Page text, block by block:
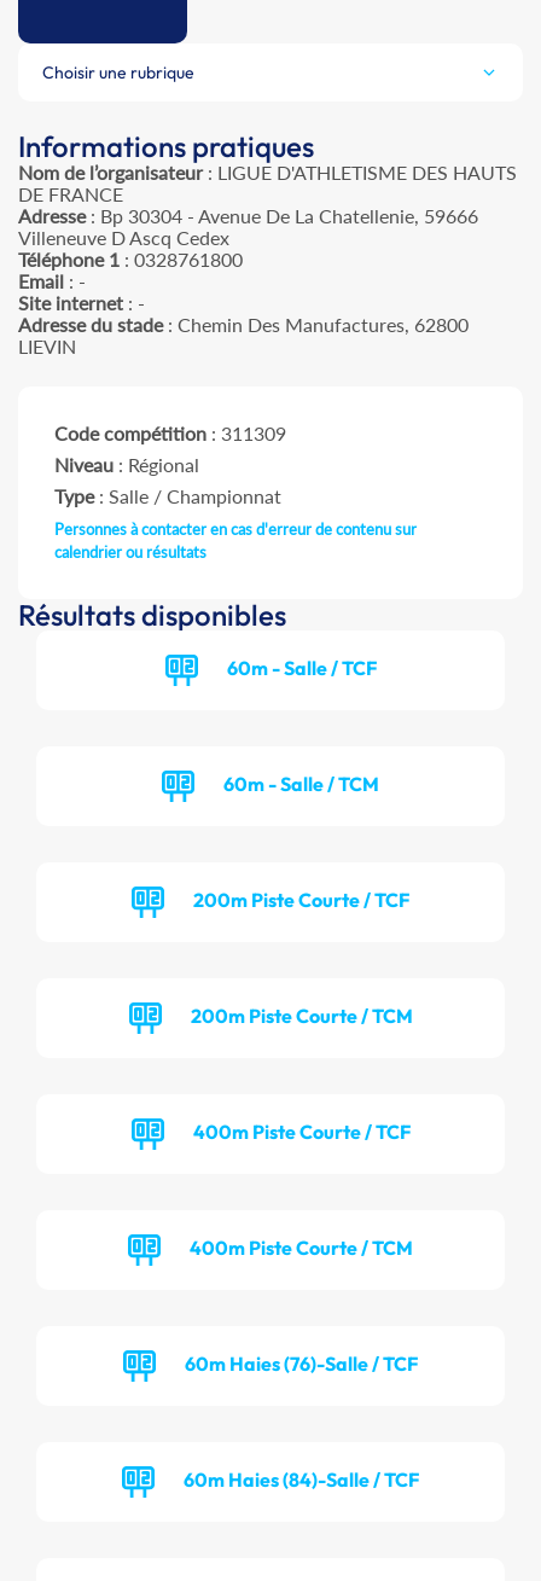
Choisir une rubrique
Informations pratiques
Nom de l’organisateur: LIGUE D'ATHLETISME DES HAUTS
DE FRANCE
Adresse: Bp 30304 - Avenue De La Chatellenie, 59666
Villeneuve D Ascq Cedex
Téléphone 1 : 0328761800
Email : -
Site internet : -
Adresse du stade: Chemin Des Manufactures, 62800
LIEVIN
Code compétition : 311309
Niveau : Régional
Type: Salle / Championnat
Personnes à contacter en cas d'erreur de contenu sur
calendrier ou résultats
Résultats disponibles
60m - Salle / TCF
60m - Salle / TCM
200m Piste Courte / TCF
200m Piste Courte / TCM
400m Piste Courte / TCF
400m Piste Courte / TCM
60m Haies (76)-Salle / TCF
60m Haies (84)-Salle / TCF